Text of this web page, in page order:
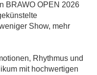
BRAWO OPEN 2026
Show, mehr
Rhythmus und
mit hochwertigen